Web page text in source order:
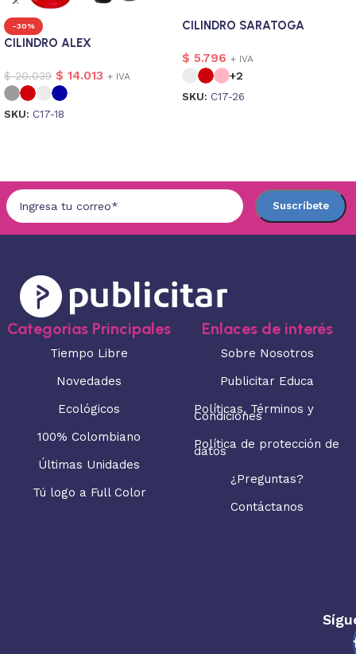
-30%
CILINDRO ALEX
$20.039 $ 14.013 + IVA
SKU: C17-18
CILINDRO SARATOGA
$ 5.796 + IVA
+2
SKU: C17-26
Categorias Principales
Tiempo Libre
Novedades
Ecológicos
100% Colombiano
Últimas Unidades
Tú logo a Full Color
Enlaces de interés
Sobre Nosotros
Publicitar Educa
Políticas, Términos y
Condiciones
Política de protección de
datos
¿Preguntas?
Contáctanos